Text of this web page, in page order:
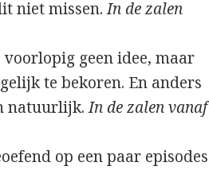
niet missen.In de zalen
voorlopig geen idee, maar
te bekoren. En anders
natuurlijk.In de zalen vanaf
op een paar episodes